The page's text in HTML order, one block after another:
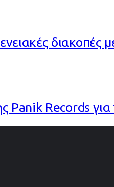
διακοπές
Panik Records